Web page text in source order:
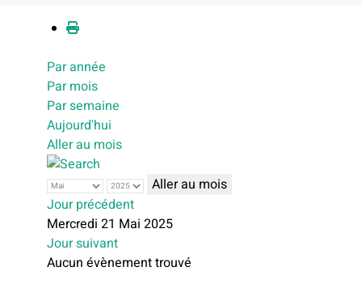
Par année
Par mois
Par semaine
Aujourd'hui
Aller au mois
Aller au mois
Jour précédent
Mercredi 21 Mai 2025
Jour suivant
Aucun évènement trouvé